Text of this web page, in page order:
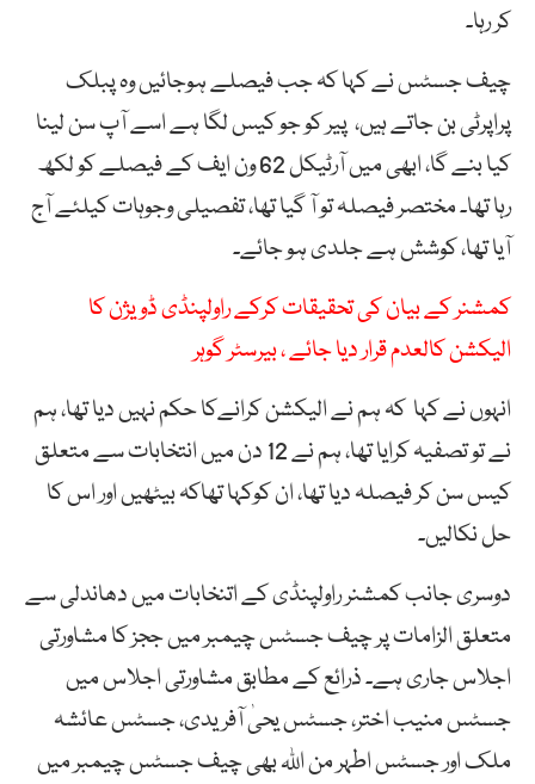
کر رہا۔
چیف جسٹس نے کہا کہ جب فیصلے ہوجائیں وہ پبلک
پراپرٹی بن جاتے ہیں، پیر کو جو کیس لگا ہے اسے آپ سن لینا
کیا بنے گا، ابھی میں آرٹیکل 62 ون ایف کے فیصلے کو لکھ
رہا تھا۔ مختصر فیصلہ تو آ گیا تھا، تفصیلی وجوہات کیلئے آج
آیا تھا، کوشش ہے جلدی ہو جائے۔
کمشنر کے بیان کی تحقیقات کرکے راولپنڈی ڈویژن کا
الیکشن کالعدم قرار دیا جائے ، بیرسٹر گوہر
انہوں نے کہا کہ ہم نے الیکشن کرانےکا حکم نہیں دیا تھا، ہم
نے تو تصفیہ کرایا تھا، ہم نے 12 دن میں انتخابات سے متعلق
کیس سن کر فیصلہ دیا تھا، ان کوکہا تھاکہ بیٹھیں اور اس کا
حل نکالیں۔
دوسری جانب کمشنر راولپنڈی کے اتنخابات میں دھاندلی سے
متعلق الزامات پر چیف جسٹس چیمبر میں ججز کا مشاورتی
اجلاس جاری ہے۔ ذرائع کے مطابق مشاورتی اجلاس میں
جسٹس منیب اختر، جسٹس یحیٰ آفریدی، جسٹس عائشہ
ملک اور جسٹس اطہر من اللہ بھی چیف جسٹس چیمبر میں